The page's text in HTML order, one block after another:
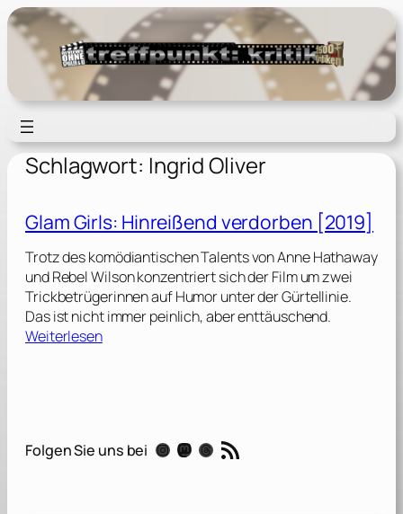
Zum
Inhalt
springen
Schlagwort: Ingrid Oliver
Glam Girls: Hinreißend verdorben [2019]
Trotz des komödiantischen Talents von Anne Hathaway
und Rebel Wilson konzentriert sich der Film um zwei
Trickbetrügerinnen auf Humor unter der Gürtellinie.
Das ist nicht immer peinlich, aber enttäuschend.
Weiterlesen:
i
Folgen Sie uns bei Instagram Mastodon Threads RSS-Feed